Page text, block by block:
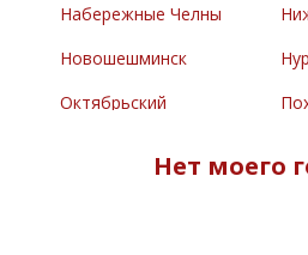
Набережные Челны
Новошешминск
Октябрьский
Нет моего